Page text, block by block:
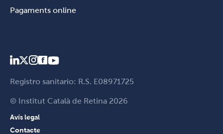
Pagaments online
Registro sanitario: R.S. E08971725
© Institut Català de Retina 2026
Avís legal
Contacte